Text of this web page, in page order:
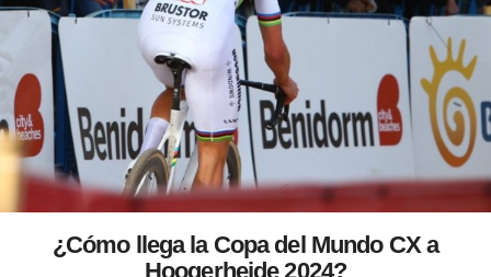
¿Cómo llega la Copa del Mundo CX a
Hoogerheide 2024?